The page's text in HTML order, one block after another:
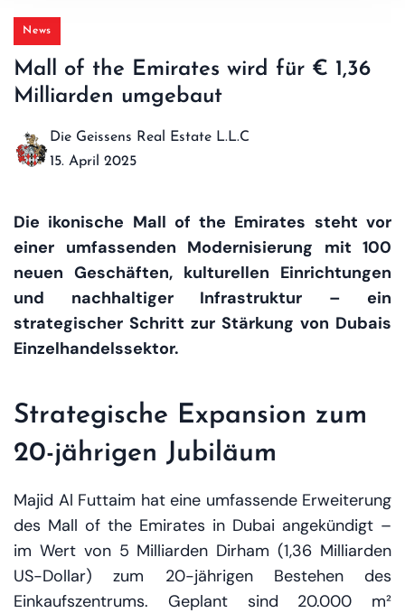
News
Mall of the Emirates wird für € 1,36
Milliarden umgebaut
Die Geissens Real Estate L.L.C
15. April 2025
Die ikonische Mall of the Emirates steht vor
einer umfassenden Modernisierung mit 100
neuen Geschäften, kulturellen Einrichtungen
und nachhaltiger Infrastruktur – ein
strategischer Schritt zur Stärkung von Dubais
Einzelhandelssektor.
Strategische Expansion zum
20-jährigen Jubiläum
Majid Al Futtaim hat eine umfassende Erweiterung
des Mall of the Emirates in Dubai angekündigt –
im Wert von 5 Milliarden Dirham (1,36 Milliarden
US-Dollar) zum 20-jährigen Bestehen des
Einkaufszentrums. Geplant sind 20.000 m²